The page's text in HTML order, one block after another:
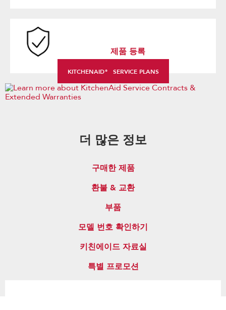
제품 등록
KITCHENAID® SERVICE PLANS
더 많은 정보
구매한 제품
환불 & 교환
부품
모델 번호 확인하기
키친에이드 자료실
특별 프로모션